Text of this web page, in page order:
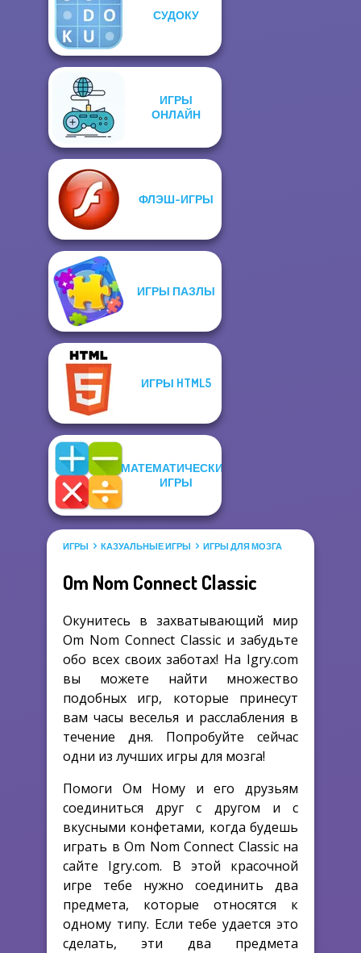
СУДОКУ
ИГРЫ
ОНЛАЙН
ФЛЭШ-ИГРЫ
ИГРЫ ПАЗЛЫ
ИГРЫ HTML5
МАТЕМАТИЧЕСКИЕ
ИГРЫ
ИГРЫ КАЗУАЛЬНЫЕ ИГРЫ ИГРЫ ДЛЯ МОЗГА
Om Nom Connect Classic
Окунитесь в захватывающий мир
Om Nom Connect Classic и забудьте
обо всех своих заботах! На Igry.com
вы можете найти множество
подобных игр, которые принесут
вам часы веселья и расслабления в
течение дня. Попробуйте сейчас
одни из лучших игры для мозга!
Помоги Ом Ному и его друзьям
соединиться друг с другом и с
вкусными конфетами, когда будешь
играть в Om Nom Connect Classic на
сайте Igry.com. В этой красочной
игре тебе нужно соединить два
предмета, которые относятся к
одному типу. Если тебе удается это
сделать, эти два предмета